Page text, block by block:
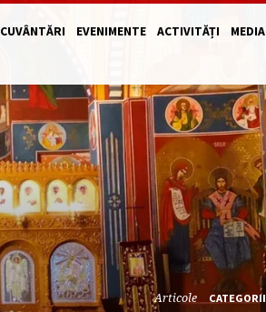
CUVÂNTĂRI EVENIMENTE ACTIVITĂȚI
MEDIA
Articole CATEGORII